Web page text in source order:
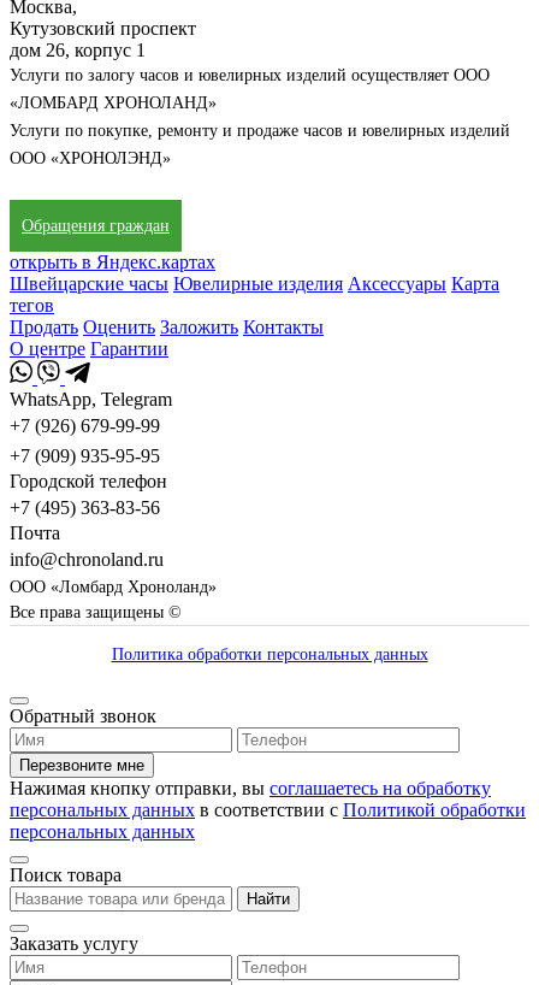
Москва,
Кутузовский проспект
дом 26, корпус 1
Услуги по залогу часов и ювелирных изделий осуществляет ООО
«ЛОМБАРД ХРОНОЛАНД»
Услуги по покупке, ремонту и продаже часов и ювелирных изделий
ООО «ХРОНОЛЭНД»
Обращения граждан
открыть в Яндекс.картах
Швейцарские часы Ювелирные изделия Аксессуары Карта
тегов
Продать Оценить Заложить Контакты
О центре Гарантии
WhatsApp, Telegram
+7 (926) 679-99-99
+7 (909) 935-95-95
Городской телефон
+7 (495) 363-83-56
Почта
info@chronoland.ru
ООО «Ломбард Хроноланд»
Все права защищены ©
Политика обработки персональных данных
Обратный звонок
Перезвоните мне
Нажимая кнопку отправки, вы соглашаетесь на обработку
персональных данных в соответствии с Политикой обработки
персональных данных
Поиск товара
Найти
Заказать услугу